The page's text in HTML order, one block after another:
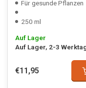
Für gesunde Pflanzen
250 ml
Auf Lager
Auf Lager, 2-3
€11,95